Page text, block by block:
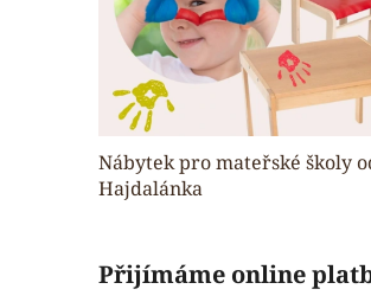
Nábytek pro mateřské školy
Hajdalánka
Přijímáme online